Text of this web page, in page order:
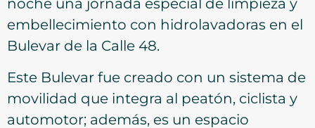
noche una jornada especial de limpieza y
embellecimiento con hidrolavadoras en el
Bulevar de la Calle 48.
Este Bulevar fue creado con un sistema de
movilidad que integra al peatón, ciclista y
automotor; además, es un espacio